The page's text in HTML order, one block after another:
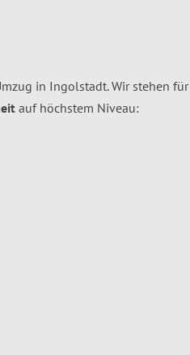
in Ingolstadt. Wir stehen für
auf höchstem Niveau: